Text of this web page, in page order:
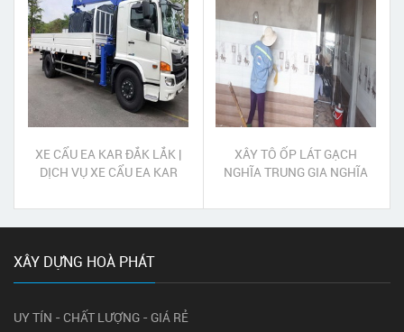
XE CẨU EA KAR ĐẮK LẮK |
DỊCH VỤ XE CẨU EA KAR
XÂY TÔ ỐP LÁT GẠCH
NGHĨA TRUNG GIA NGHĨA
XÂY DỰNG HOÀ PHÁT
UY TÍN - CHẤT LƯỢNG - GIÁ RẺ